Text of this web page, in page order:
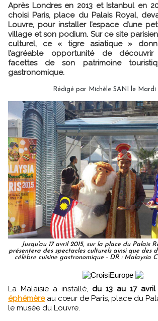
Après Londres en 2013 et Istanbul en
choisi Paris, place du Palais Royal,
Louvre, pour installer l’espace d’une
village et son podium. Sur ce site
culturel, ce « tigre asiatique »
l’agréable opportunité de
facettes de son patrimoine
gastronomique.
Rédigé par Michèle SANI le Mardi
Jusqu'au 17 avril 2015, sur la place du Palais
présentera des spectacles culturels ainsi que des
célèbre cuisine gastronomique - DR : Malaysia
La Malaisie a installé, du 13 au 17 avril
éphémèreau cœur de Paris, place du
le musée du Louvre.